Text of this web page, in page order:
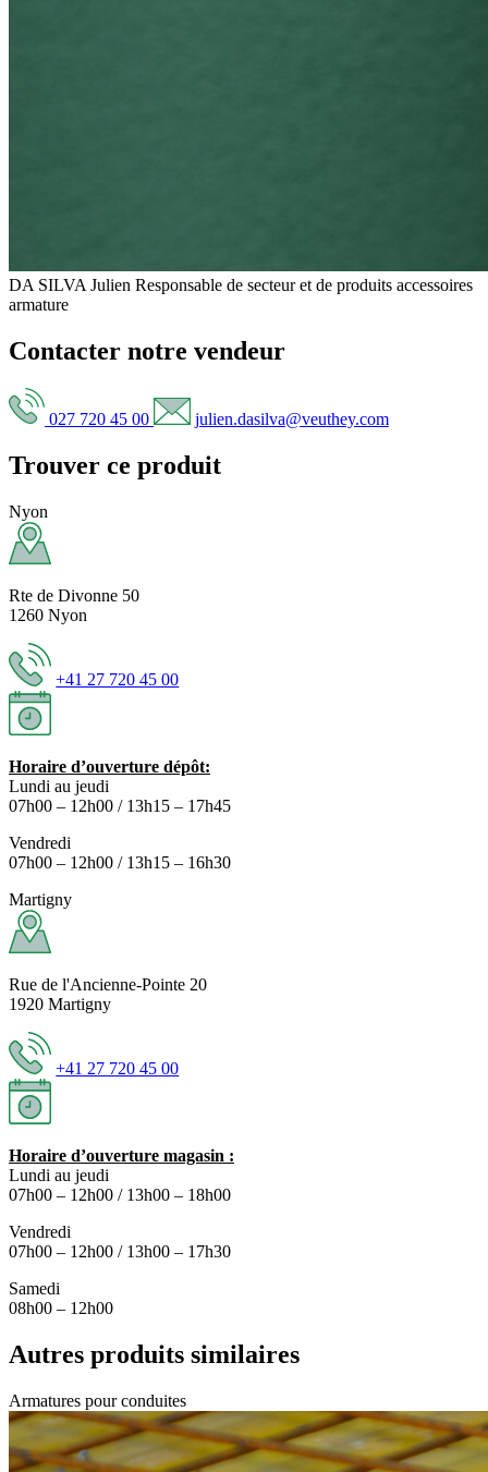
DA SILVA Julien Responsable de secteur et de produits accessoires
armature
Contacter notre vendeur
027 720 45 00 julien.dasilva@veuthey.com
Trouver ce produit
Nyon
Rte de Divonne 50
1260 Nyon
+41 27 720 45 00
Horaire d’ouverture dépôt:
Lundi au jeudi
07h00 – 12h00 / 13h15 – 17h45
Vendredi
07h00 – 12h00 / 13h15 – 16h30
Martigny
Rue de l'Ancienne-Pointe 20
1920 Martigny
+41 27 720 45 00
Horaire d’ouverture magasin :
Lundi au jeudi
07h00 – 12h00 / 13h00 – 18h00
Vendredi
07h00 – 12h00 / 13h00 – 17h30
Samedi
08h00 – 12h00
Autres produits similaires
Armatures pour conduites